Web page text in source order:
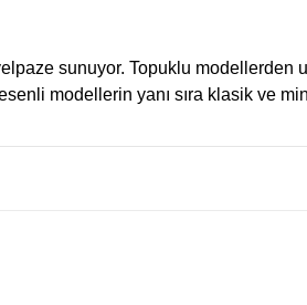
sunuyor. Topuklu modellerden
modellerin yanı sıra klasik ve